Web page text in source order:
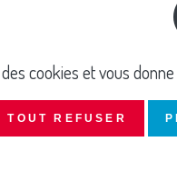
ENFANT, FREQUENTANT NOS
cookies et vous
TOUT REFUSER